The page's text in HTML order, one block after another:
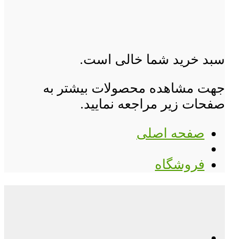
سبد خرید شما خالی است.
جهت مشاهده محصولات بیشتر به
صفحات زیر مراجعه نمایید.
صفحه اصلی
فروشگاه